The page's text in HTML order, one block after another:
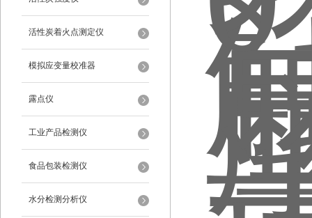
活性炭着火点测定仪
模拟应变量校准器
露点仪
工业产品检测仪
食品包装检测仪
水分检测分析仪